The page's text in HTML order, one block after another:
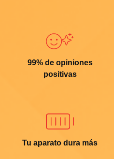
99% de opiniones
positivas
Tu aparato dura más